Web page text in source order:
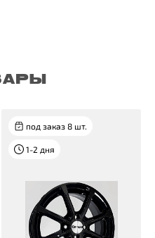
под заказ 8 шт.
1-2 дня